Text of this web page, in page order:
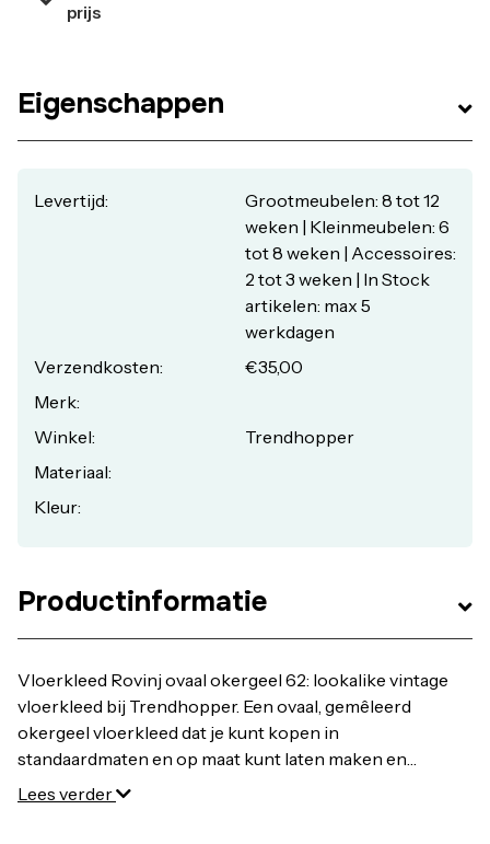
warmte vast en zijn goed te reinigen. Vloerkleed Rovinj
Rovinj-vloerkleed op maat kopen (zowel recht, ovaal als
rond vloerkleed) kan in
prijs
Eigenschappen
Levertijd:
Grootmeubelen: 8 tot 12
weken | Kleinmeubelen: 6
tot 8 weken | Accessoires:
2 tot 3 weken | In Stock
artikelen: max 5
werkdagen
Verzendkosten:
€35,00
Merk:
Winkel:
Trendhopper
Materiaal:
Kleur:
Productinformatie
Vloerkleed Rovinj ovaal okergeel 62: lookalike vintage
vloerkleed bij Trendhopper. Een ovaal, gemêleerd
okergeel vloerkleed dat je kunt kopen in
standaardmaten en op maat kunt laten maken en
populair is, omdat het in een modern en klassiek
Lees verder